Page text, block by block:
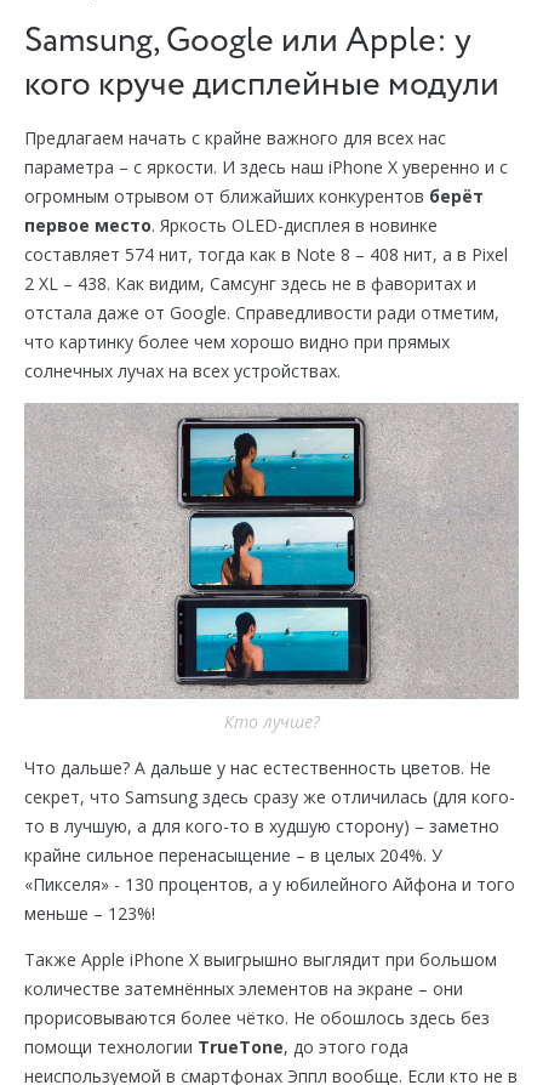
Samsung, Google или Apple: у
кого круче дисплейные модули
Предлагаем начать с крайне важного для всех нас
параметра – с яркости. И здесь наш iPhone X уверенно и с
огромным отрывом от ближайших конкурентов берёт
первое место. Яркость OLED-дисплея в новинке
составляет 574 нит, тогда как в Note 8 – 408 нит, а в Pixel
2 XL – 438. Как видим, Самсунг здесь не в фаворитах и
отстала даже от Google. Справедливости ради отметим,
что картинку более чем хорошо видно при прямых
солнечных лучах на всех устройствах.
Кто лучше?
Что дальше? А дальше у нас естественность цветов. Не
секрет, что Samsung здесь сразу же отличилась (для кого-
то в лучшую, а для кого-то в худшую сторону) – заметно
крайне сильное перенасыщение – в целых 204%. У
«Пикселя» - 130 процентов, а у юбилейного Айфона и того
меньше – 123%!
Также Apple iPhone X выигрышно выглядит при большом
количестве затемнённых элементов на экране – они
прорисовываются более чётко. Не обошлось здесь без
помощи технологии TrueTone, до этого года
неиспользуемой в смартфонах Эппл вообще. Если кто не в